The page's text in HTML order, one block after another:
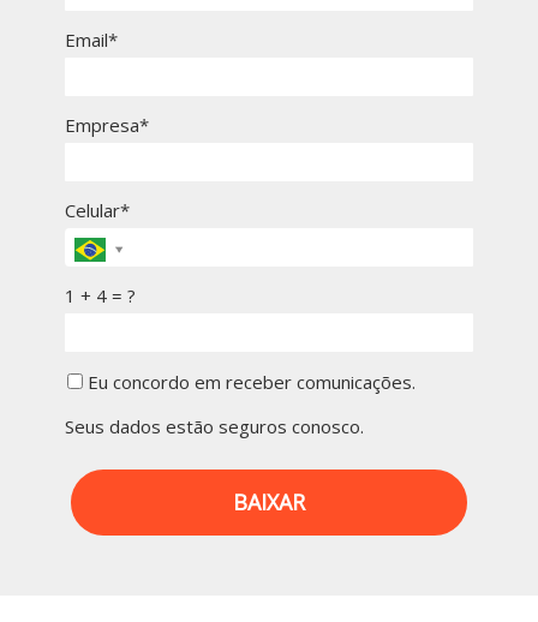
Email*
Empresa*
Celular*
1 + 4 = ?
Eu concordo em receber comunicações.
Seus dados estão seguros conosco.
BAIXAR